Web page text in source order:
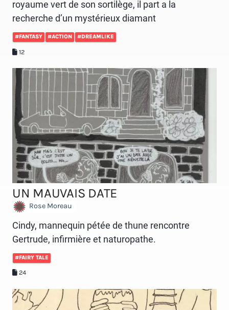
royaume vert de son sortilège, il part a la
recherche d’un mystérieux diamant
#FANTASY #ACTION #DREAMLIKE
12
UN MAUVAIS DATE
Rose Moreau
Cindy, mannequin pétée de thune rencontre
Gertrude, infirmière et naturopathe.
#FAIRY TALE
24